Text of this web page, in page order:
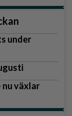
under
nu växlar